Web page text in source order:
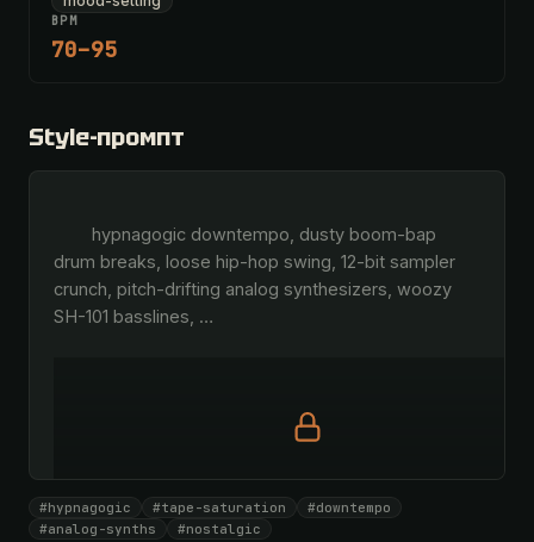
BPM
70–95
Style-промпт
drum breaks, loose hip-hop swing, 12-bit sampler
crunch, pitch-drifting analog synthesizers, woozy
SH-101 basslines, …
Полный промпт доступен по коду
Все 1069 артистов + 🧪 Лаборатория + 50 𝄞 в месяц
#hypnagogic #tape-saturation
#downtempo
#analog-synths
#nostalgic